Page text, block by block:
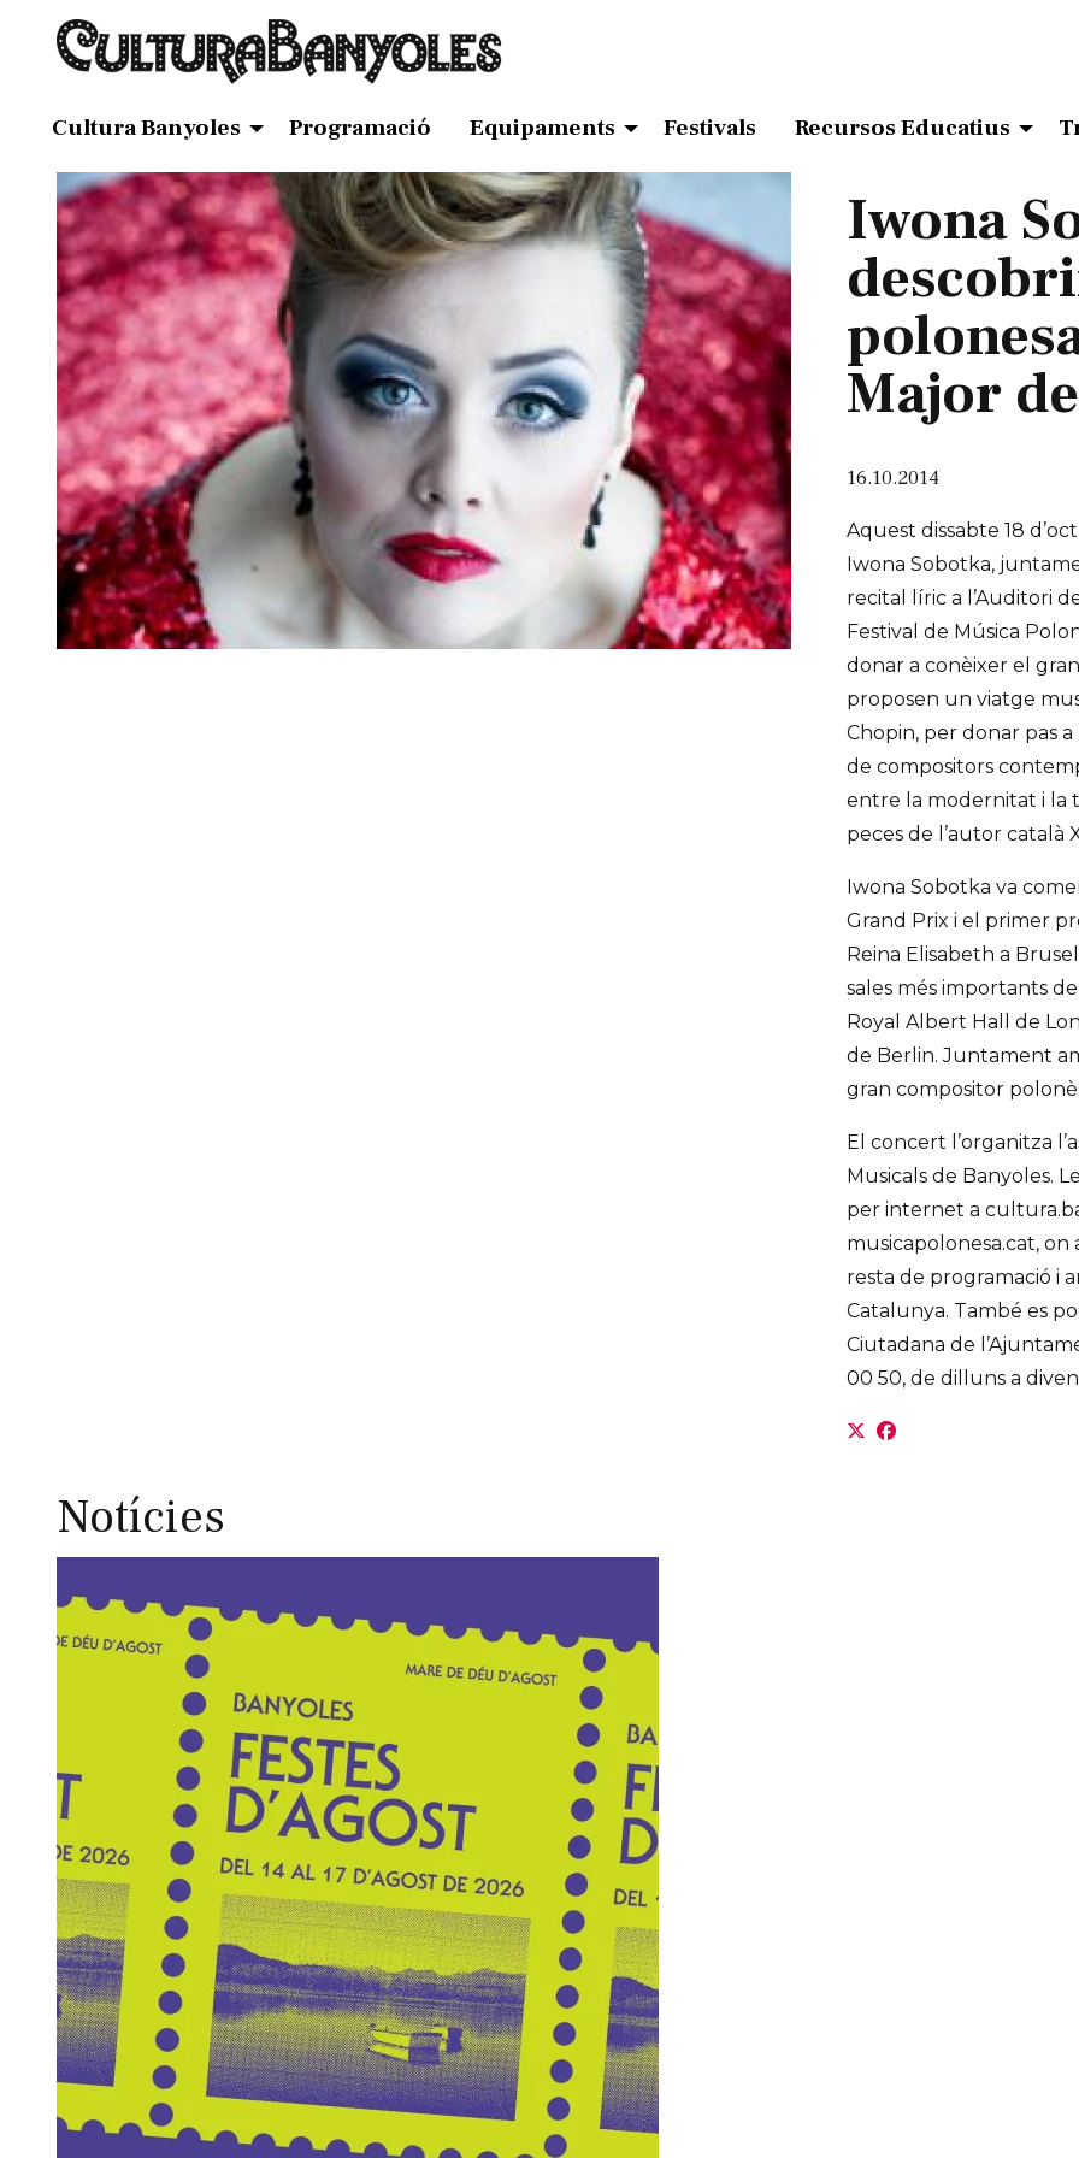
Cultura Banyoles Programació Equipaments Festivals Recursos Educatius
Iwona
Major
16.10.2014
Aquest dissabte 18
Iwona Sobotka,
recital líric a l’Auditori
Festival de Música
donar a conèixer el
proposen un viatge
Chopin, per donar pas
de compositors
entre la modernitat i la
peces de l’autor català
Iwona Sobotka va
Grand Prix i el primer
Reina Elisabeth a
sales més importants
Royal Albert Hall de
de Berlin. Juntament
gran compositor
El concert l’organitza
Musicals de Banyoles.
per internet a
musicapolonesa.cat,
resta de programació i
Catalunya. També es
Ciutadana de
00 50, de dilluns a
Notícies